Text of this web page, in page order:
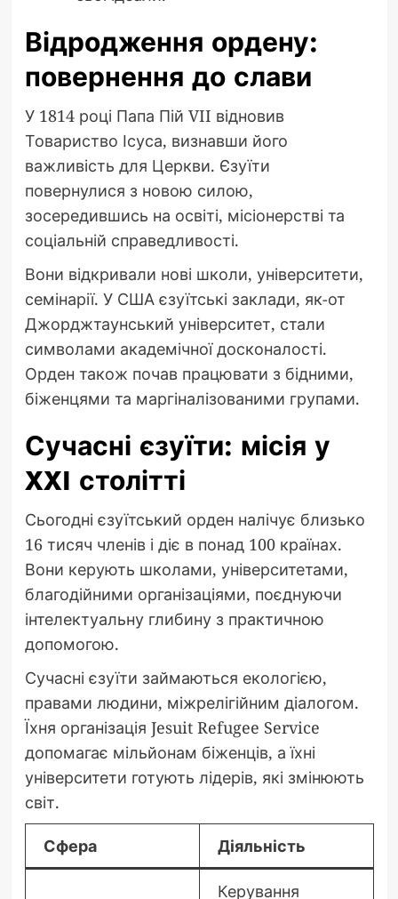
Відродження ордену:
повернення до слави
У 1814 році Папа Пій VII відновив
Товариство Ісуса, визнавши його
важливість для Церкви. Єзуїти
повернулися з новою силою,
зосередившись на освіті, місіонерстві та
соціальній справедливості.
Вони відкривали нові школи, університети,
семінарії. У США єзуїтські заклади, як-от
Джорджтаунський університет, стали
символами академічної досконалості.
Орден також почав працювати з бідними,
біженцями та маргіналізованими групами.
Сучасні єзуїти: місія у
XXI столітті
Сьогодні єзуїтський орден налічує близько
16 тисяч членів і діє в понад 100 країнах.
Вони керують школами, університетами,
благодійними організаціями, поєднуючи
інтелектуальну глибину з практичною
допомогою.
Сучасні єзуїти займаються екологією,
правами людини, міжрелігійним діалогом.
Їхня організація Jesuit Refugee Service
допомагає мільйонам біженців, а їхні
університети готують лідерів, які змінюють
світ.
Сфера Діяльність
Керування